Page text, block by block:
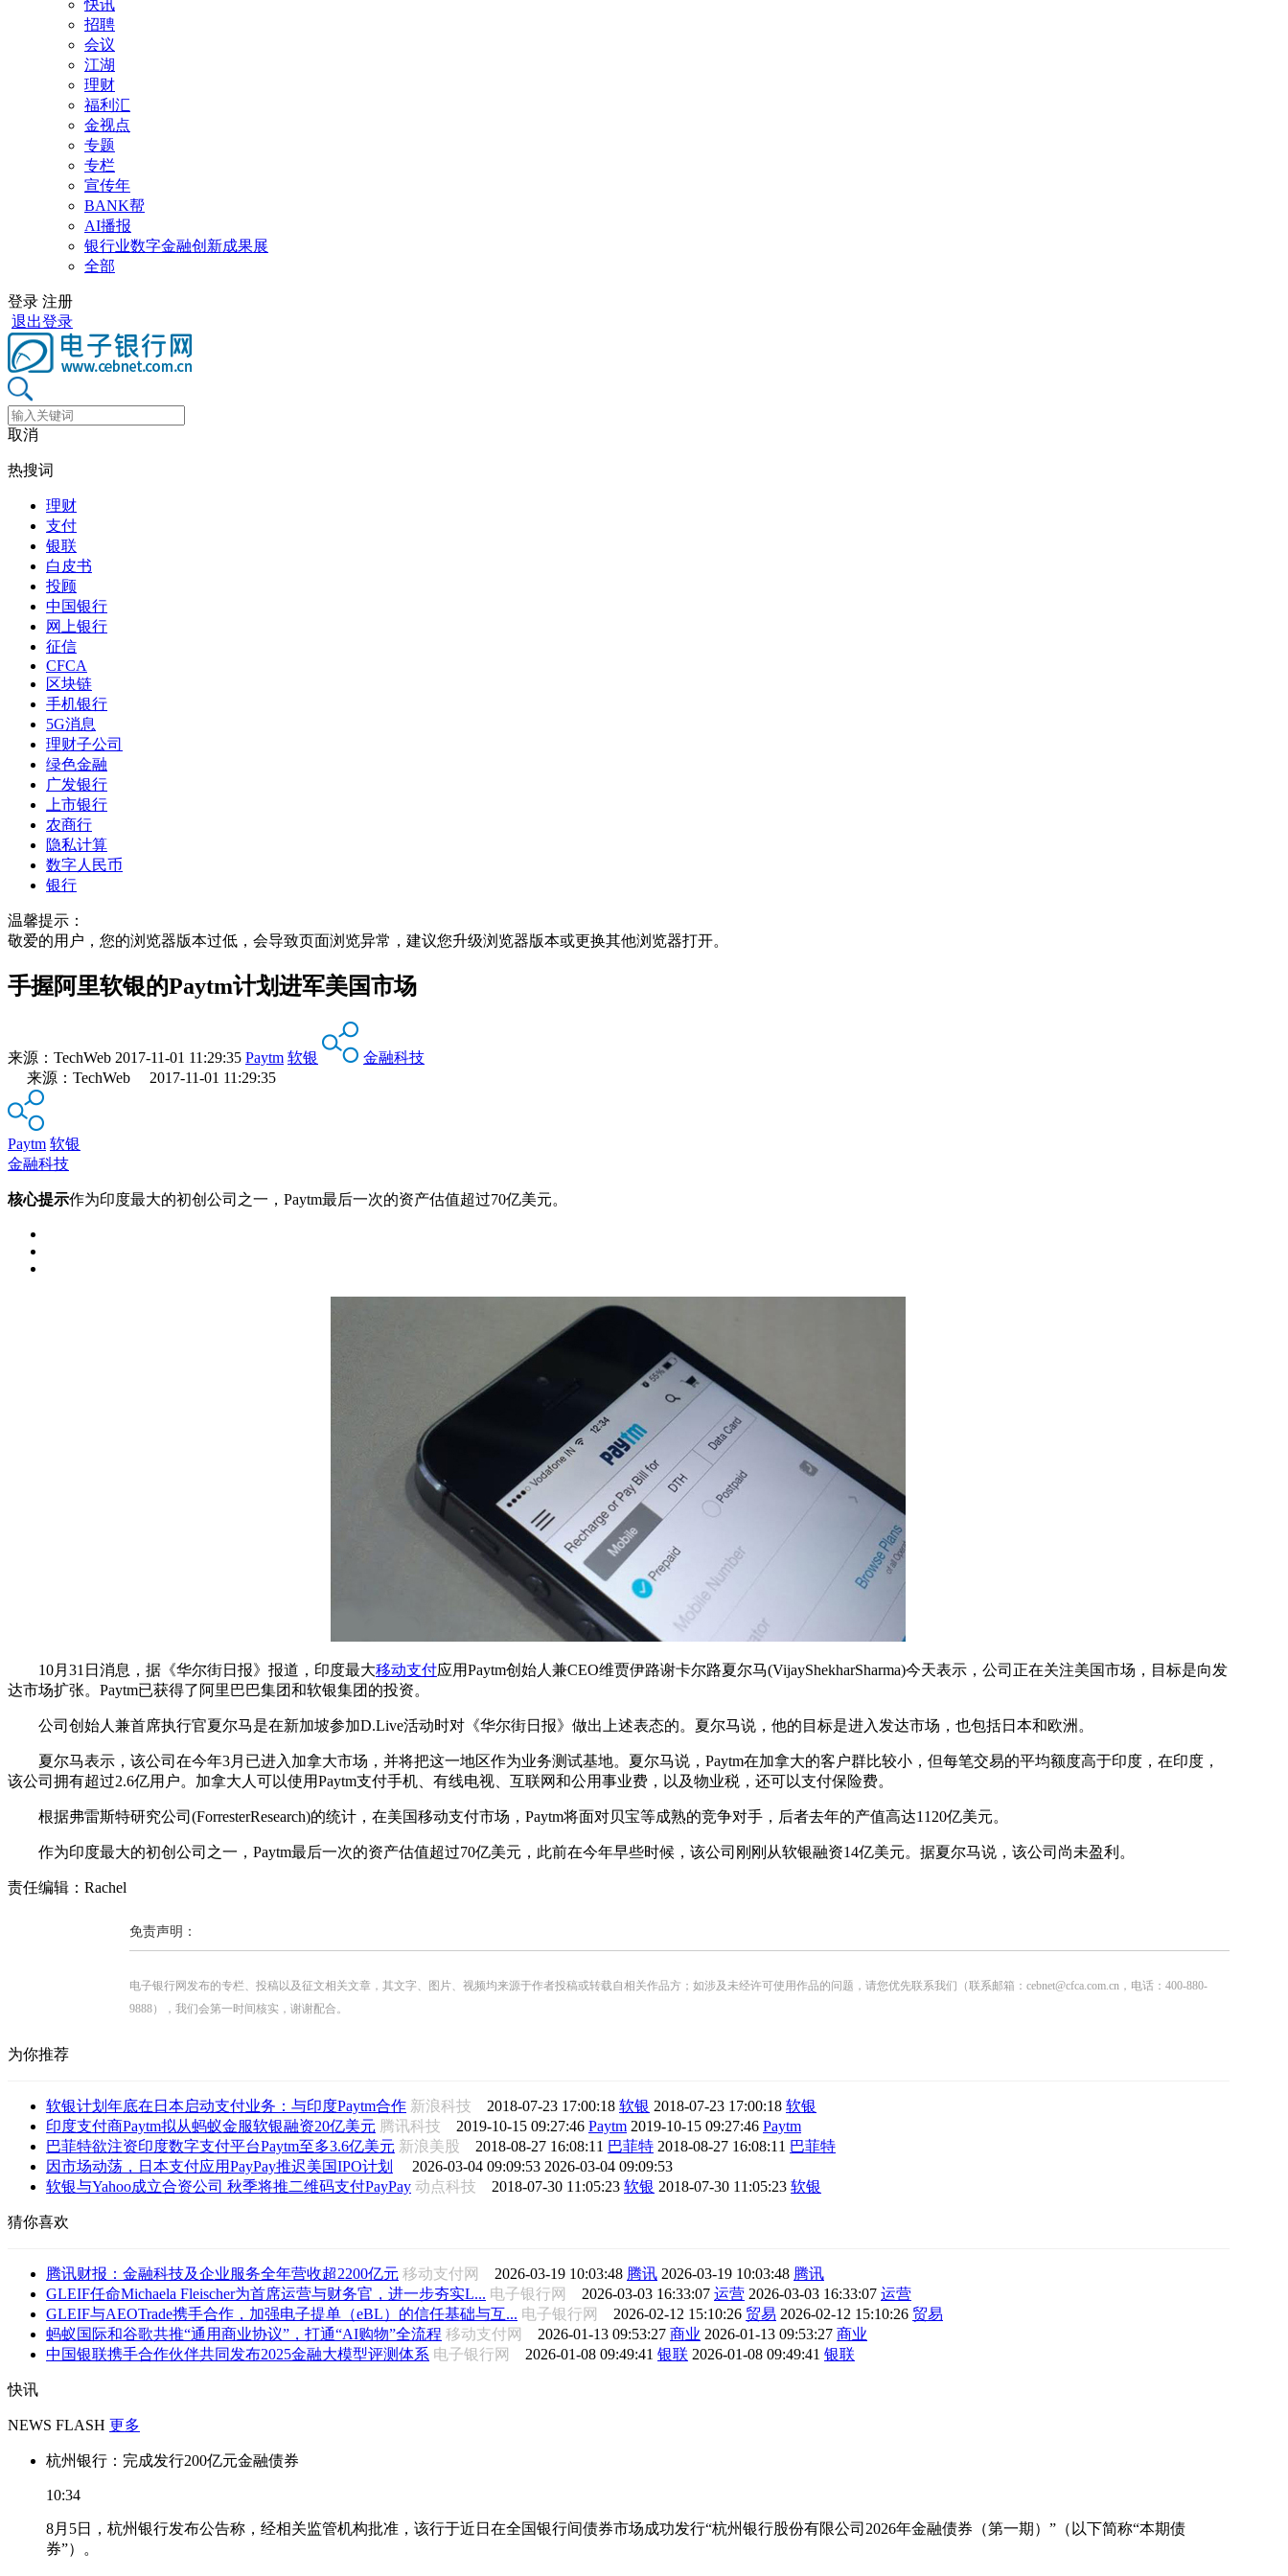
快讯
招聘
会议
江湖
理财
福利汇
金视点
专题
专栏
宣传年
BANK帮
AI播报
银行业数字金融创新成果展
全部
登录 注册
退出登录
取消
热搜词
理财
支付
银联
白皮书
投顾
中国银行
网上银行
征信
CFCA
区块链
手机银行
5G消息
理财子公司
绿色金融
广发银行
上市银行
农商行
隐私计算
数字人民币
银行
温馨提示：
敬爱的用户，您的浏览器版本过低，会导致页面浏览异常，建议您升级浏览器版本或更换其他浏览器打开。
手握阿里软银的Paytm计划进军美国市场
来源： TechWeb 2017-11-01 11:29:35 Paytm 软银
金融科技
来源：TechWeb 2017-11-01 11:29:35
Paytm 软银
金融科技
核心提示作为印度最大的初创公司之一，Paytm最后一次的资产估值超过70亿美元。
10月31日消息，据《华尔街日报》报道，印度最大移动支付应用Paytm创始人兼CEO维贾伊路谢卡尔路夏尔马(VijayShekharSharma)今天表示，公司正在关注美国市场，目标是向发
达市场扩张。Paytm已获得了阿里巴巴集团和软银集团的投资。
公司创始人兼首席执行官夏尔马是在新加坡参加D.Live活动时对《华尔街日报》做出上述表态的。夏尔马说，他的目标是进入发达市场，也包括日本和欧洲。
夏尔马表示，该公司在今年3月已进入加拿大市场，并将把这一地区作为业务测试基地。夏尔马说，Paytm在加拿大的客户群比较小，但每笔交易的平均额度高于印度，在印度，
该公司拥有超过2.6亿用户。加拿大人可以使用Paytm支付手机、有线电视、互联网和公用事业费，以及物业税，还可以支付保险费。
根据弗雷斯特研究公司(ForresterResearch)的统计，在美国移动支付市场，Paytm将面对贝宝等成熟的竞争对手，后者去年的产值高达1120亿美元。
作为印度最大的初创公司之一，Paytm最后一次的资产估值超过70亿美元，此前在今年早些时候，该公司刚刚从软银融资14亿美元。据夏尔马说，该公司尚未盈利。
责任编辑：Rachel
免责声明：
电子银行网发布的专栏、投稿以及征文相关文章，其文字、图片、视频均来源于作者投稿或转载自相关作品方；如涉及未经许可使用作品的问题，请您优先联系我们（联系邮箱：cebnet@cfca.com.cn，电话：400-880-
9888），我们会第一时间核实，谢谢配合。
为你推荐
软银计划年底在日本启动支付业务：与印度Paytm合作 新浪科技 2018-07-23 17:00:18 软银 2018-07-23 17:00:18 软银
印度支付商Paytm拟从蚂蚁金服软银融资20亿美元 腾讯科技 2019-10-15 09:27:46 Paytm 2019-10-15 09:27:46 Paytm
巴菲特欲注资印度数字支付平台Paytm至多3.6亿美元 新浪美股 2018-08-27 16:08:11 巴菲特 2018-08-27 16:08:11 巴菲特
因市场动荡，日本支付应用PayPay推迟美国IPO计划
2026-03-04 09:09:53 2026-03-04 09:09:53
软银与Yahoo成立合资公司 秋季将推二维码支付PayPay 动点科技 2018-07-30 11:05:23 软银 2018-07-30 11:05:23 软银
猜你喜欢
腾讯财报：金融科技及企业服务全年营收超2200亿元 移动支付网 2026-03-19 10:03:48 腾讯 2026-03-19 10:03:48 腾讯
GLEIF任命Michaela Fleischer为首席运营与财务官，进一步夯实L... 电子银行网 2026-03-03 16:33:07 运营 2026-03-03 16:33:07 运营
GLEIF与AEOTrade携手合作，加强电子提单（eBL）的信任基础与互... 电子银行网 2026-02-12 15:10:26 贸易 2026-02-12 15:10:26 贸易
蚂蚁国际和谷歌共推“通用商业协议”，打通“AI购物”全流程 移动支付网 2026-01-13 09:53:27 商业 2026-01-13 09:53:27 商业
中国银联携手合作伙伴共同发布2025金融大模型评测体系 电子银行网 2026-01-08 09:49:41 银联 2026-01-08 09:49:41 银联
快讯
NEWS FLASH 更多
杭州银行：完成发行200亿元金融债券
10:34
8月5日，杭州银行发布公告称，经相关监管机构批准，该行于近日在全国银行间债券市场成功发行“杭州银行股份有限公司2026年金融债券（第一期）”（以下简称“本期债
券”）。